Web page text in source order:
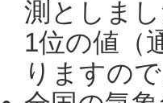
測としま
1位の値（
りますの